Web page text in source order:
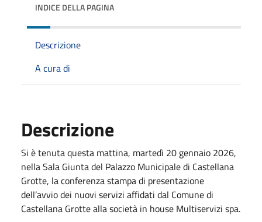
INDICE DELLA PAGINA
Descrizione
A cura di
Descrizione
Si è tenuta questa mattina, martedì 20 gennaio 2026,
nella Sala Giunta del Palazzo Municipale di Castellana
Grotte, la conferenza stampa di presentazione
dell’avvio dei nuovi servizi affidati dal Comune di
Castellana Grotte alla società in house Multiservizi spa.